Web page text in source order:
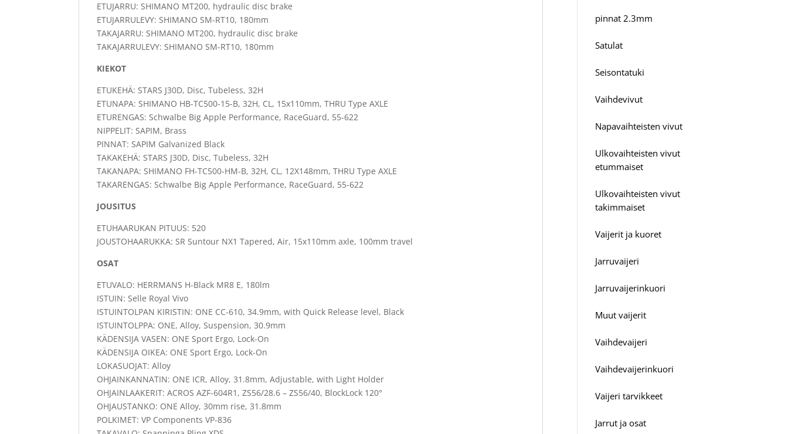
ETUJARRU: SHIMANO MT200, hydraulic disc brake
ETUJARRULEVY: SHIMANO SM-RT10, 180mm
TAKAJARRU: SHIMANO MT200, hydraulic disc brake
TAKAJARRULEVY: SHIMANO SM-RT10, 180mm
KIEKOT
ETUKEHÄ: STARS J30D, Disc, Tubeless, 32H
ETUNAPA: SHIMANO HB-TC500-15-B, 32H, CL, 15x110mm, THRU Type AXLE
ETURENGAS: Schwalbe Big Apple Performance, RaceGuard, 55-622
NIPPELIT: SAPIM, Brass
PINNAT: SAPIM Galvanized Black
TAKAKEHÄ: STARS J30D, Disc, Tubeless, 32H
TAKANAPA: SHIMANO FH-TC500-HM-B, 32H, CL, 12X148mm, THRU Type AXLE
TAKARENGAS: Schwalbe Big Apple Performance, RaceGuard, 55-622
JOUSITUS
ETUHAARUKAN PITUUS: 520
JOUSTOHAARUKKA: SR Suntour NX1 Tapered, Air, 15x110mm axle, 100mm travel
OSAT
ETUVALO: HERRMANS H-Black MR8 E, 180lm
ISTUIN: Selle Royal Vivo
ISTUINTOLPAN KIRISTIN: ONE CC-610, 34.9mm, with Quick Release level, Black
ISTUINTOLPPA: ONE, Alloy, Suspension, 30.9mm
KÄDENSIJA VASEN: ONE Sport Ergo, Lock-On
KÄDENSIJA OIKEA: ONE Sport Ergo, Lock-On
LOKASUOJAT: Alloy
OHJAINKANNATIN: ONE ICR, Alloy, 31.8mm, Adjustable, with Light Holder
OHJAINLAAKERIT: ACROS AZF-604R1, ZS56/28.6 – ZS56/40, BlockLock 120°
OHJAUSTANKO: ONE Alloy, 30mm rise, 31.8mm
POLKIMET: VP Components VP-836
pinnat 2.3mm
Satulat
Seisontatuki
Vaihdevivut
Napavaihteisten vivut
Ulkovaihteisten vivut
etummaiset
Ulkovaihteisten vivut
takimmaiset
Vaijerit ja kuoret
Jarruvaijeri
Jarruvaijerinkuori
Muut vaijerit
Vaihdevaijeri
Vaihdevaijerinkuori
Vaijeri tarvikkeet
Jarrut ja osat